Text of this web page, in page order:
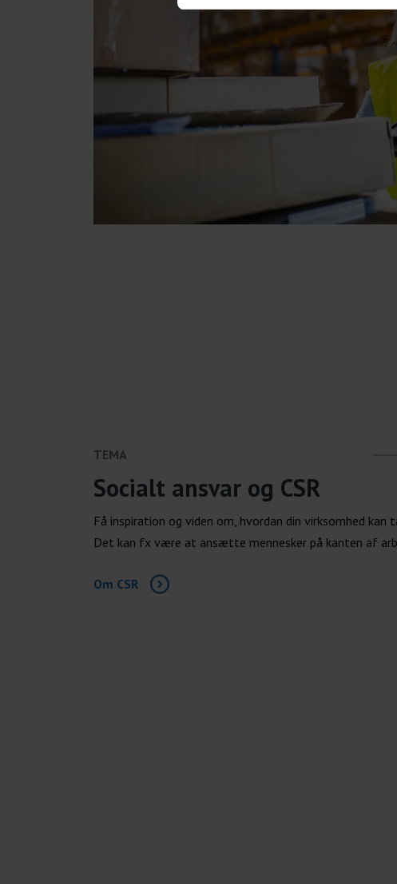
TEMA
Socialt ansvar og CSR
Få inspiration og viden om, hvordan din virksomhed kan
Det kan fx være at ansætte mennesker på kanten af
Om CSR